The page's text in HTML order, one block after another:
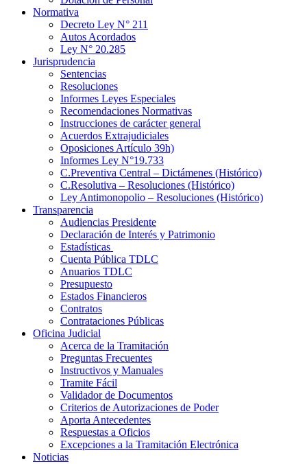
Normativa
Decreto Ley N° 211
Autos Acordados
Ley N° 20.285
Jurisprudencia
Sentencias
Resoluciones
Informes Leyes Especiales
Recomendaciones Normativas
Instrucciones de carácter general
Acuerdos Extrajudiciales
Oposiciones Artículo 39h)
Informes Ley N°19.733
C.Preventiva Central – Dictámenes (Histórico)
C.Resolutiva – Resoluciones (Histórico)
Ley Antimonopolio – Resoluciones (Histórico)
Transparencia
Audiencias Presidente
Declaración de Interés y Patrimonio
Estadísticas
Cuenta Pública TDLC
Anuarios TDLC
Presupuesto
Estados Financieros
Contratos
Contrataciones Públicas
Oficina Judicial
Acerca de la Tramitación
Preguntas Frecuentes
Instructivos y Manuales
Tramite Fácil
Validador de Documentos
Criterios de Autorizaciones de Poder
Aporta Antecedentes
Respuestas a Oficios
Excepciones a la Tramitación Electrónica
Noticias